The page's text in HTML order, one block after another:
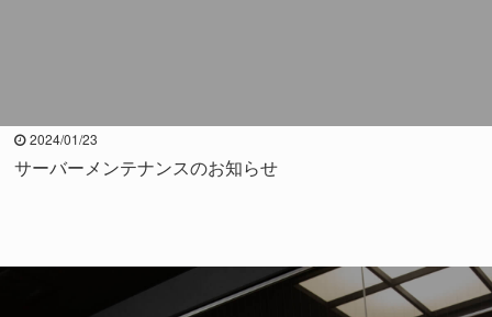
2024/01/23
サーバーメンテナンスのお知らせ